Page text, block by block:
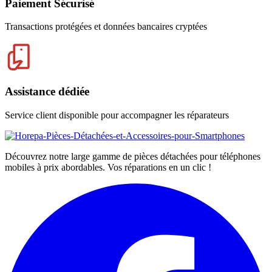
Paiement Sécurisé
Transactions protégées et données bancaires cryptées
Assistance dédiée
Service client disponible pour accompagner les réparateurs
Découvrez notre large gamme de pièces détachées pour téléphones
mobiles à prix abordables. Vos réparations en un clic !